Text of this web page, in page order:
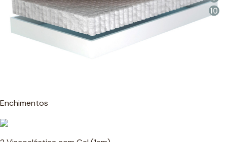
Enchimentos